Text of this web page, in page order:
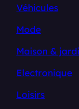
Véhicules
Mode
Maison &
Electronique
Loisirs